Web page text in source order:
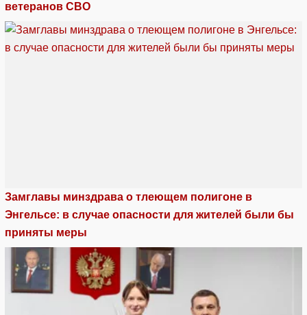
ветеранов СВО
Замглавы минздрава о тлеющем полигоне в
Энгельсе: в случае опасности для жителей были бы
приняты меры